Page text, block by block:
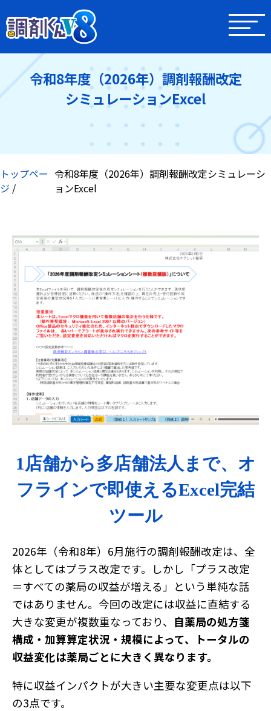
令和8年度（2026年）調剤報酬改定
シミュレーションExcel
トップペー
ジ
令和8年度（2026年）調剤報酬改定シミュレーシ
ョンExcel
1店舗から多店舗法人まで、オ
フラインで即使えるExcel完結
ツール
2026年（令和8年）6月施行の調剤報酬改定は、全
体としてはプラス改定です。しかし「プラス改定
＝すべての薬局の収益が増える」という単純な話
ではありません。今回の改定には収益に直結する
大きな変更が複数重なっており、 自薬局の処方箋
構成・加算算定状況・規模によって、トータルの
収益変化は薬局ごとに大きく異なります。
特に収益インパクトが大きい主要な変更点は以下
の3点です。